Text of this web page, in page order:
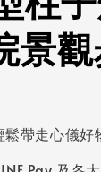
景
帶走心儀好